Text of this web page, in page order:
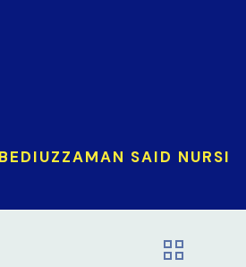
BEDIUZZAMAN SAID NURSI